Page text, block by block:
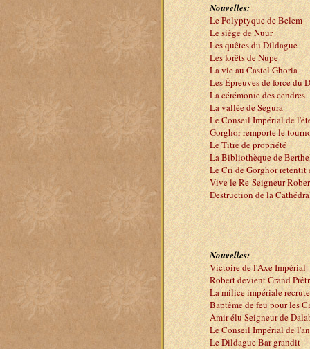
Nouvelles:
Le Polyptyque de Belem
Le siège de Nuur
Les quêtes du Dildague
Les forêts de Nupe
La vie au Castel Ghoria
Les Épreuves de force du
La cérémonie des cendres
La vallée de Segura
Le Conseil Impérial de
Gorghor remporte le
Le Titre de propriété
La Bibliothèque de
Le Cri de Gorghor retentit
Vive le Re-Seigneur
Destruction de la
Nouvelles:
Victoire de l'Axe Impérial
Robert devient Grand
La milice impériale recrute
Baptême de feu pour les
Amir élu Seigneur de
Le Conseil Impérial de
Le Dildague Bar grandit